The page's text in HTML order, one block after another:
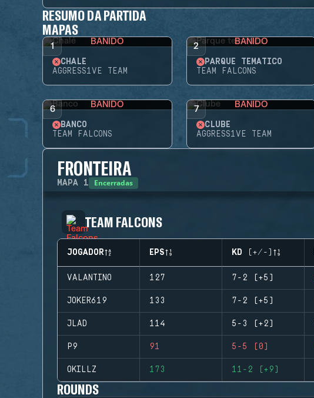
RESUMO DA PARTIDA
MAPAS
1 BANIDO
CHALÉ
AGGRESS1VE TEAM
2 BANIDO
PARQUE TEMÁTICO
TEAM FALCONS
6 BANIDO
BANCO
TEAM FALCONS
7 BANIDO
CLUBE
AGGRESS1VE TEAM
FRONTEIRA
MAPA 1 Encerradas
TEAM FALCONS
JOGADOR EPS KD (+/-)
VALANTINO 127 7-2 (+5)
JOKER619 133 7-2 (+5)
JLAD 114 5-3 (+2)
P9 91 5-5 (0)
OKILLZ 173 11-2 (+9)
ROUNDS